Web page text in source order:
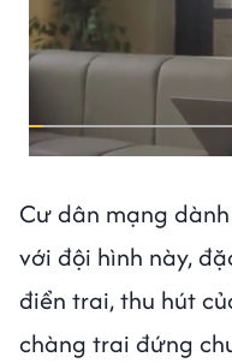
Cư dân mạng
với đội hình này,
điển trai, thu hút
chàng trai đứng